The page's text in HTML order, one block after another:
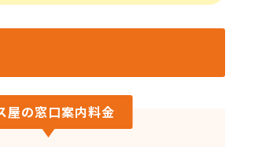
屋の窓口案内料金